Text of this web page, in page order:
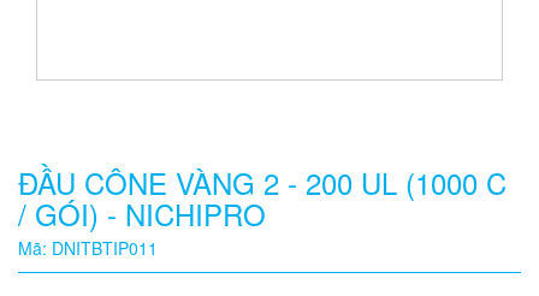
Quy
cách
ĐẦU CÔNE VÀNG 2 - 200 UL (1000 C
/ GÓI) - NICHIPRO
Mã: DNITBTIP011